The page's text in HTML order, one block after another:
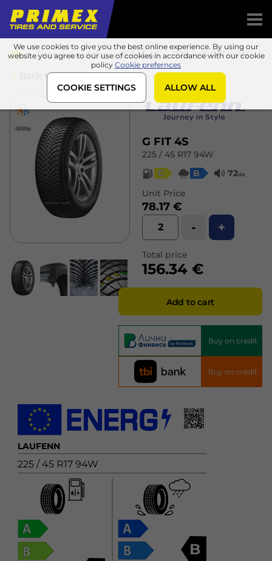
We use cookies to give you the best online experience. By using our
website you agree to our use of cookies in accordance with our cookie
policy Cookie prefernces
COOKIE SETTINGS ALLOW ALL
Tires Laufenn G FIT 4S
225 / 45 R17 94W
Back to list
G FIT 4S
225 / 45 R17 94W
C
B 72db
Unit Price
78.17 €
- +
Total price
156.34 €
Add to cart
Buy on credit
Buy on credit
LAUFENN
225 / 45 R17 94W
B